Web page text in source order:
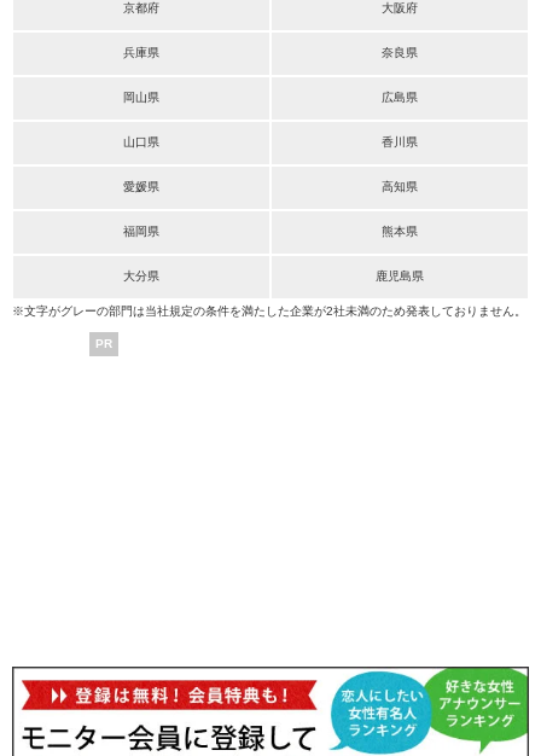
京都府 大阪府
兵庫県 奈良県
岡山県 広島県
山口県 香川県
愛媛県 高知県
福岡県 熊本県
大分県 鹿児島県
※文字がグレーの部門は当社規定の条件を満たした企業が2社未満のため発表しておりません。
PR